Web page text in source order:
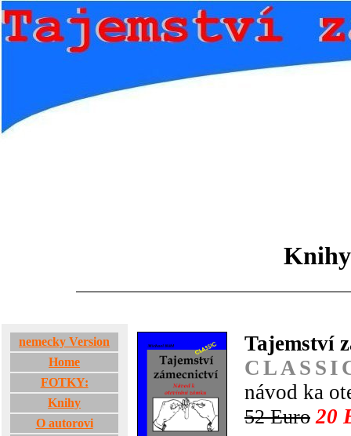
nemecky Version
Home
FOTKY:
Knihy
O autorovi
Tajemství
návod ka
52 Euro 20